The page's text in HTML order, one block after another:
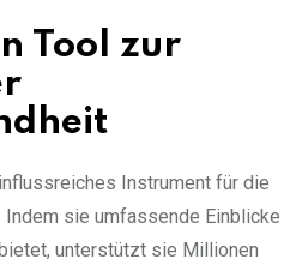
Tool zur
Instrument für die
Indem sie umfassende Einblicke
unterstützt sie Millionen